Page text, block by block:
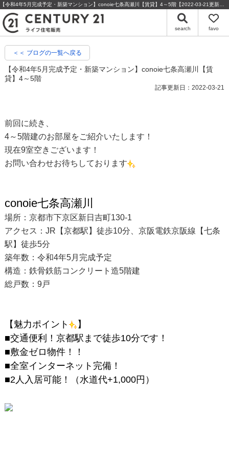
search favo
＜＜ ブログの一覧へ戻る
【令和4年5月完成予定・新築マンション】conoie七条高瀬川【賃
貸】4～5階
記事更新日：2022-03-21
前回に続き、
4～5階建のお部屋をご紹介いたします！
現在9室空きございます！
お問い合わせお待ちしております
conoie七条高瀬川
場所：京都市下京区新日吉町130-1
アクセス：JR【京都駅】徒歩10分、京阪電鉄京阪線【七条
駅】徒歩5分
築年数：令和4年5月完成予定
構造：鉄骨鉄筋コンクリート造5階建
総戸数：9戸
【魅力ポイント
】
■交通便利！京都駅まで徒歩10分です！
■敷金ゼロ物件！！
■全室インターネット完備！
■2人入居可能！（水道代+1,000円）